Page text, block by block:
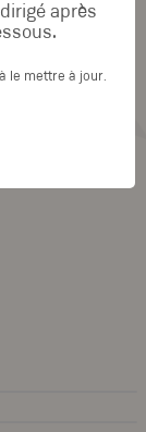
après
le mettre à jour.